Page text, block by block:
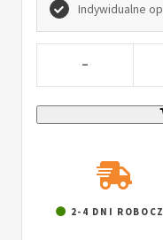
Indywidualne
-
2-4 DNI